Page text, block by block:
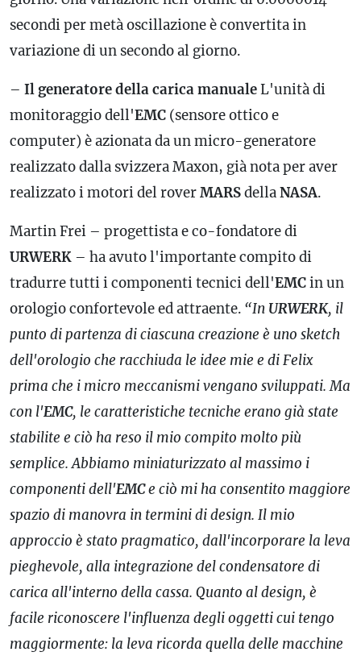
secondi per metà oscillazione è convertita in
variazione di un secondo al giorno.
– Il generatore della carica manualeL'unità di
monitoraggio dell'EMC (sensore ottico e
computer) è azionata da un micro-generatore
realizzato dalla svizzera Maxon, già nota per aver
realizzato i motori del roverMARSdellaNASA.
Martin Frei – progettista e co-fondatore di
URWERK – ha avuto l'importante compito di
tradurre tutti i componenti tecnici dell'EMCin un
orologio confortevole ed attraente. “In URWERK, il
punto di partenza di ciascuna creazione è uno sketch
dell'orologio che racchiuda le idee mie e di Felix
prima che i micro meccanismi vengano sviluppati. Ma
con l'EMC, le caratteristiche tecniche erano già state
stabilite e ciò ha reso il mio compito molto più
semplice. Abbiamo miniaturizzato al massimo i
componenti dell'EMCe ciò mi ha consentito maggiore
spazio di manovra in termini di design. Il mio
approccio è stato pragmatico, dall'incorporare la leva
pieghevole, alla integrazione del condensatore di
carica all'interno della cassa. Quanto al design, è
facile riconoscere l'influenza degli oggetti cui tengo
maggiormente: la leva ricorda quella delle macchine